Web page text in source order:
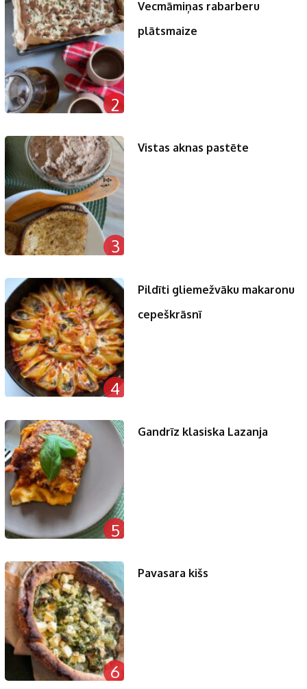
2
Vecmāmiņas rabarberu
plātsmaize
3
Vistas aknas pastēte
4
Pildīti gliemežvāku makaronu
cepeškrāsnī
5
Gandrīz klasiska Lazanja
6
Pavasara kišs